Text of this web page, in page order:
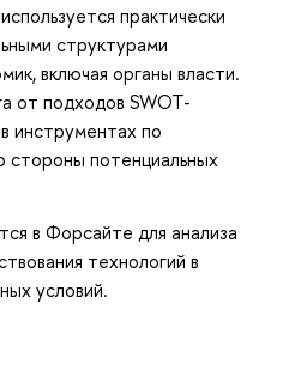
практически
структурами
включая органы власти.
от подходов SWOT-
инструментах по
стороны потенциальных
в Форсайте для анализа
технологий в
условий.